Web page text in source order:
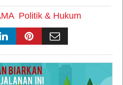
Politik & Hukum